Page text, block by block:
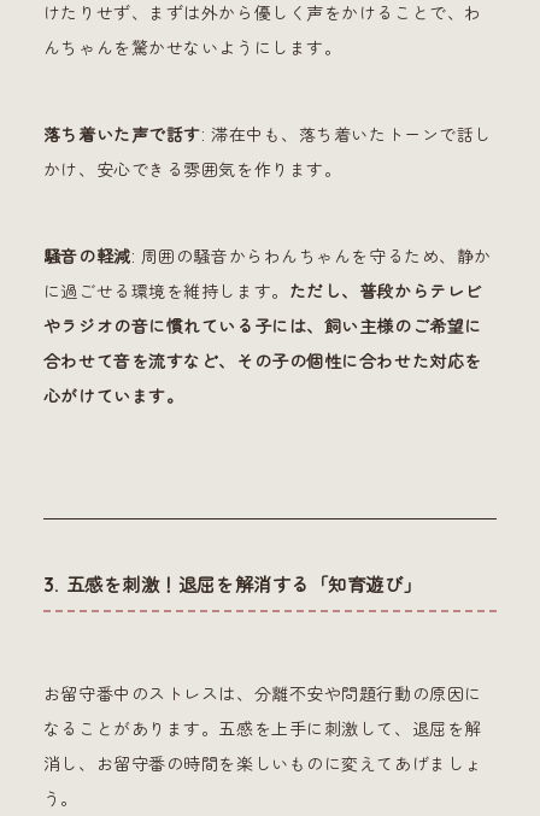
けたりせず、まずは外から優しく声をかけることで、わ
んちゃんを驚かせないようにします。
落ち着いた声で話す: 滞在中も、落ち着いたトーンで話し
かけ、安心できる雰囲気を作ります。
騒音の軽減: 周囲の騒音からわんちゃんを守るため、静か
に過ごせる環境を維持します。 ただし、普段からテレビ
やラジオの音に慣れている子には、飼い主様のご希望に
合わせて音を流すなど、その子の個性に合わせた対応を
心がけています。
3. 五感を刺激！退屈を解消する「知育遊び」
お留守番中のストレスは、分離不安や問題行動の原因に
なることがあります。五感を上手に刺激して、退屈を解
消し、お留守番の時間を楽しいものに変えてあげましょ
う。